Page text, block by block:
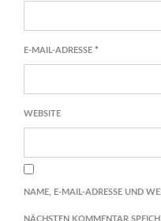
E-MAIL-ADRESSE *
WEBSITE
NAME, E-MAIL-ADRESSE UND
NÄCHSTEN KOMMENTAR